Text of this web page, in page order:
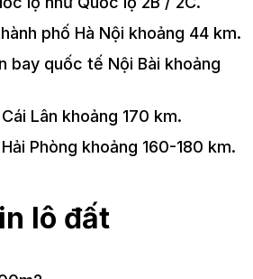
phố Hà Nội khoảng 44 km.
bay quốc tế Nội Bài khoảng
Lân khoảng 170 km.
Phòng khoảng 160-180 km.
lô đất